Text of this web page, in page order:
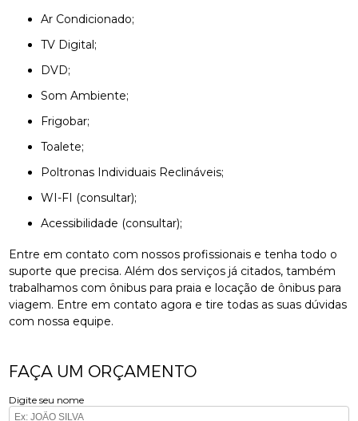
Ar Condicionado;
TV Digital;
DVD;
Som Ambiente;
Frigobar;
Toalete;
Poltronas Individuais Reclináveis;
WI-FI (consultar);
Acessibilidade (consultar);
Entre em contato com nossos profissionais e tenha todo o
suporte que precisa. Além dos serviços já citados, também
trabalhamos com ônibus para praia e locação de ônibus para
viagem. Entre em contato agora e tire todas as suas dúvidas
com nossa equipe.
FAÇA UM ORÇAMENTO
Digite seu nome